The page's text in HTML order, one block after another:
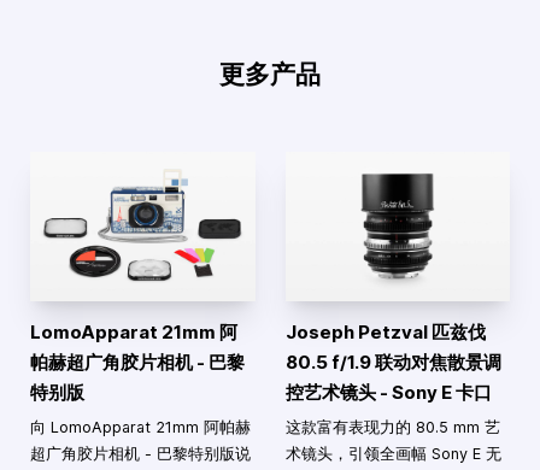
更多产品
LomoApparat 21mm 阿
帕赫超广角胶片相机 - 巴黎
特别版
向 LomoApparat 21mm 阿帕赫
超广角胶片相机 - 巴黎特别版说
Joseph Petzval 匹兹伐
80.5 f/1.9 联动对焦散景调
控艺术镜头 - Sony E 卡口
这款富有表现力的 80.5 mm 艺
术镜头，引领全画幅 Sony E 无